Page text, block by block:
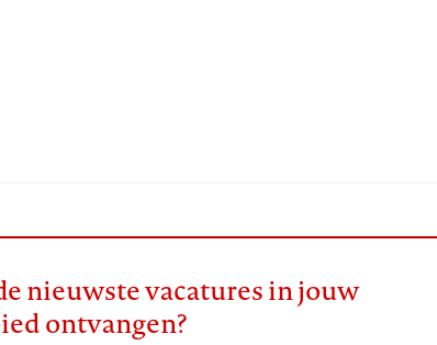
nieuwste vacatures in jouw
ontvangen?